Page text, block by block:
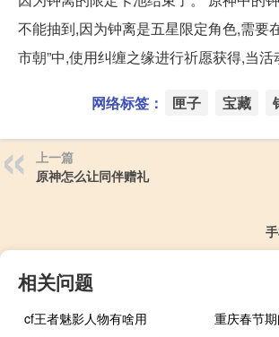
不能抽到,因为钟离是五星限定角色,需要
市朝”中,使用纠缠之缘进行祈愿获得,当活
网络标签： 匣子 宝藏
上一篇
原神怎么让同伴赠礼
相关问题
cf王者魅影人物有啥用
重庆春节